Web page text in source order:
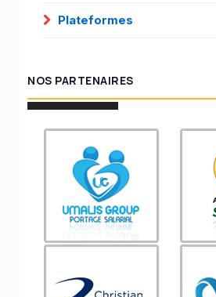
Plateformes
NOS PARTENAIRES